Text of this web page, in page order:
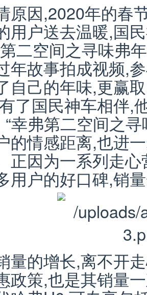
原因,2020年的春
用户送去温暖,国
二空间之寻味弗
年故事拍成视频,
自己的年味,更赢
了国民神车相伴,
“幸弗第二空间之
的情感距离,也进
正因为一系列走
用户的好口碑,销
量的增长,离不开
政策,也是其销量